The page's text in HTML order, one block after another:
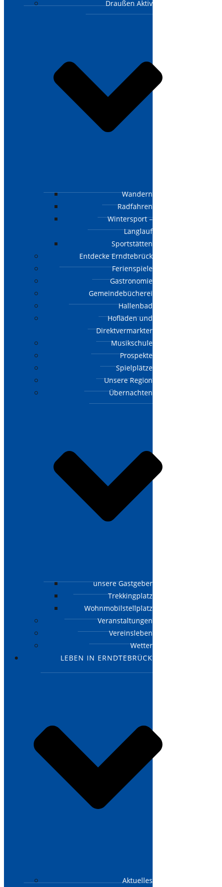
Draußen Aktiv
Wandern
Radfahren
Wintersport –
Langlauf
Sportstätten
Entdecke Erndtebrück
Ferienspiele
Gastronomie
Gemeindebücherei
Hallenbad
Hofläden und
Direktvermarkter
Musikschule
Prospekte
Spielplätze
Unsere Region
Übernachten
unsere Gastgeber
Trekkingplatz
Wohnmobilstellplatz
Veranstaltungen
Vereinsleben
Wetter
LEBEN IN ERNDTEBRÜCK
Aktuelles